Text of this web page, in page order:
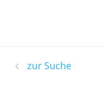
zur Suche